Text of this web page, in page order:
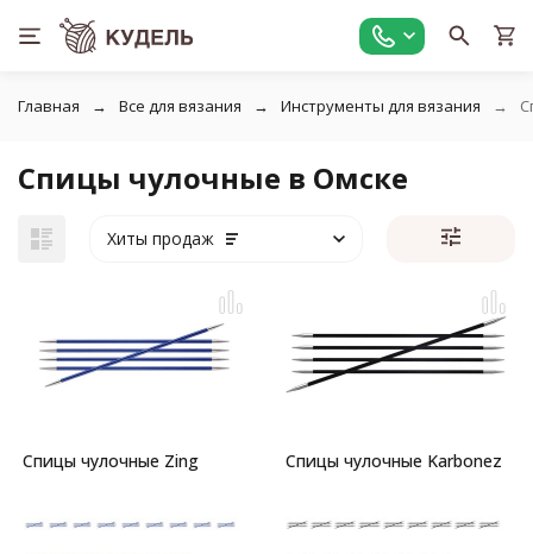
Главная Все для вязания Инструменты для вязания
Спицы чулочные в Омске
Хиты продаж
Спицы чулочные Zing Спицы чулочные Karbonez